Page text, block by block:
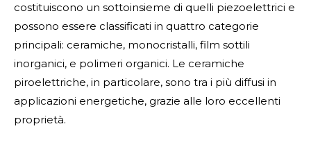
costituiscono un sottoinsieme di quelli piezoelettrici e
possono essere classificati in quattro categorie
principali: ceramiche, monocristalli, film sottili
inorganici, e polimeri organici. Le ceramiche
piroelettriche, in particolare, sono tra i più diffusi in
applicazioni energetiche, grazie alle loro eccellenti
proprietà.